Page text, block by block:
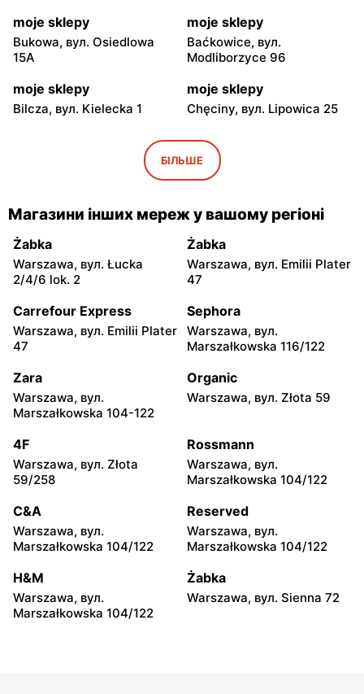
moje sklepy
Bukowa, вул. Osiedlowa
15A
moje sklepy
Baćkowice, вул.
Modliborzyce 96
moje sklepy
Bilcza, вул. Kielecka 1
moje sklepy
Chęciny, вул. Lipowica 25
Iwaniska, вул. Ujazdowska
moje sklepy
Bogoria, вул. Rynek 30
moje sklepy
Gorzyce, вул. Szkolna 44
moje sklepy
Grębów, вул. Wydrza 180
moje sklepy
Jadachy, вул. Jadachy 111
moje sklepy
Jeżowe, вул. Zalesie 77
moje sklepy
Kazimierza Wielka, вул.
Kolejowa 15
moje sklepy
Kamień, вул. Błonie 23
moje sklepy
Górki, вул. Górki 71
moje sklepy
Gumniska, вул. Gumniska
moje sklepy
Iwierzyce, вул. Iwierzyce
152A
moje sklepy
Tczew, вул. Franciszka
Żwirki 61
moje sklepy
Hyżne, вул. Hyżne 100
moje sklepy
Jarosław, вул. Pełkińska
147
moje sklepy
Niebylec, вул. Niebylec 139
moje sklepy
Opole, вул. Grudzicka 45
БІЛЬШЕ
Магазини інших мереж у вашому регіоні
Żabka
Warszawa, вул. Łucka
2/4/6 lok. 2
Żabka
Warszawa, вул. Emilii Plater
47
Carrefour Express
Warszawa, вул. Emilii Plater
47
Sephora
Warszawa, вул.
Marszałkowska 116/122
Zara
Warszawa, вул.
Marszałkowska 104-122
Organic
Warszawa, вул. Złota 59
4F
Warszawa, вул. Złota
59/258
Rossmann
Warszawa, вул.
Marszałkowska 104/122
C&A
Warszawa, вул.
Marszałkowska 104/122
Reserved
Warszawa, вул.
Marszałkowska 104/122
H&M
Warszawa, вул.
Marszałkowska 104/122
Żabka
Warszawa, вул. Sienna 72